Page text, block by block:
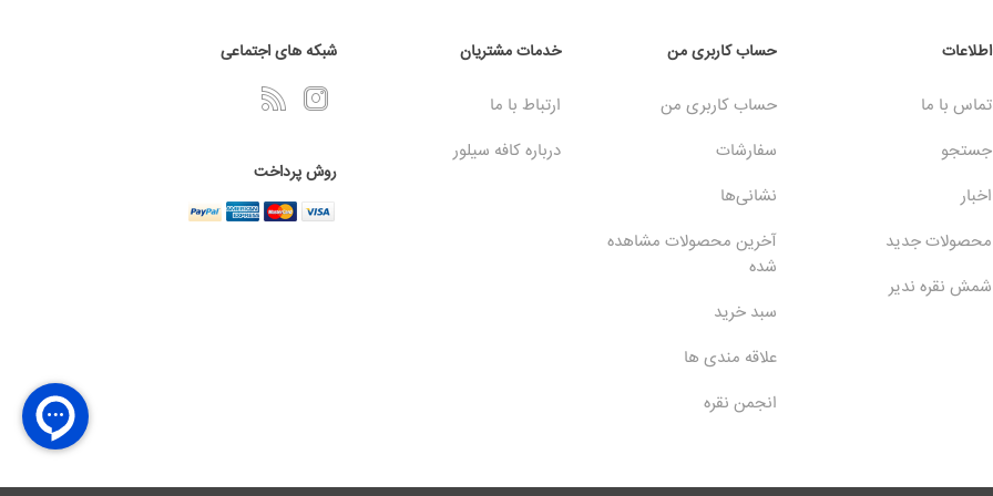
اطلاعات
تماس با ما
جستجو
اخبار
محصولات جدید
شمش نقره ندیر
حساب کاربری من
حساب کاربری من
سفارشات
نشانی‌ها
آخرین محصولات مشاهده
شده
سبد خرید
علاقه مندی ها
انجمن نقره
خدمات مشتریان
ارتباط با ما
درباره کافه سیلور
شبکه های اجتماعی
روش پرداخت